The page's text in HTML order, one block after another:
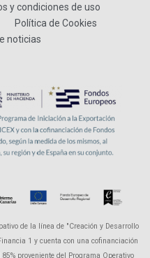
y condiciones de uso
Política de Cookies
noticias
de la línea de "Creación y Desarrollo
1 y cuenta con una cofinanciación
proveniente del Programa Operativo